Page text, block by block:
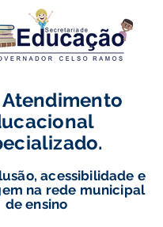
Atendimento
acessibilidade e
na rede municipal
de ensino